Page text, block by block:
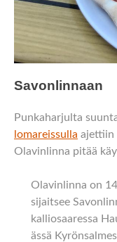
Savonlinnaan
Punkaharjulta
lomareissulla ajettiin
Olavinlinna pitää
Olavinlinna on
sijaitsee
kalliosaaressa
ässä